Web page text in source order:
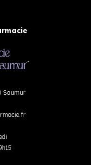
Saumur